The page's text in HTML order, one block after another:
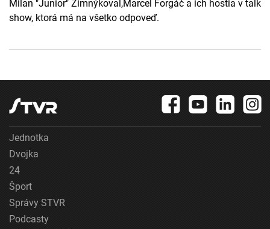
Milan "Junior" Zimnýkoval,Marcel Forgáč a ich hostia v talk
show, ktorá má na všetko odpoveď.
Jednotka
Dvojka
24
Šport
Správy STVR
Podcasty